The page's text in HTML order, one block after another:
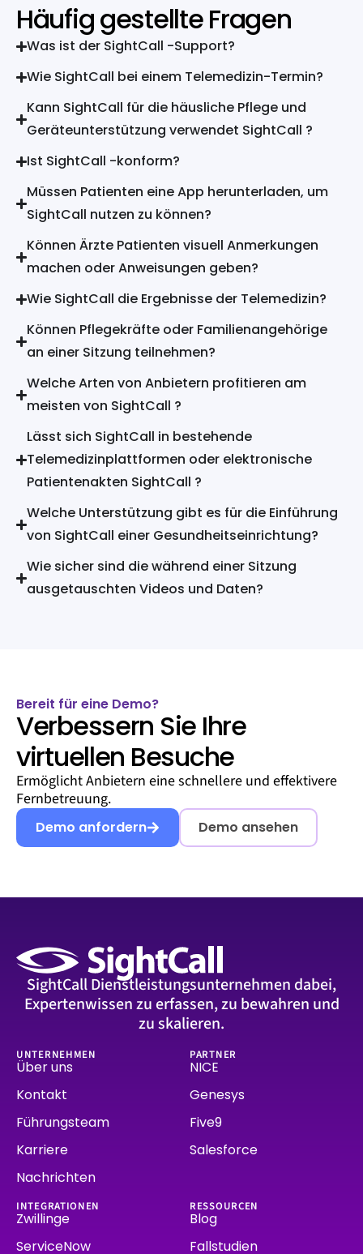
Häufig gestellte Fragen
Was ist der SightCall -Support?
Wie SightCall bei einem Telemedizin-Termin?
Kann SightCall für die häusliche Pflege und
Geräteunterstützung verwendet SightCall ?
Ist SightCall -konform?
Müssen Patienten eine App herunterladen, um
SightCall nutzen zu können?
Können Ärzte Patienten visuell Anmerkungen
machen oder Anweisungen geben?
Wie SightCall die Ergebnisse der Telemedizin?
Können Pflegekräfte oder Familienangehörige
an einer Sitzung teilnehmen?
Welche Arten von Anbietern profitieren am
meisten von SightCall ?
Lässt sich SightCall in bestehende
Telemedizinplattformen oder elektronische
Patientenakten SightCall ?
Welche Unterstützung gibt es für die Einführung
von SightCall einer Gesundheitseinrichtung?
Wie sicher sind die während einer Sitzung
ausgetauschten Videos und Daten?
Bereit für eine Demo?
Verbessern Sie Ihre
virtuellen Besuche
Ermöglicht Anbietern eine schnellere und effektivere
Fernbetreuung.
Demo anfordern Demo ansehen
SightCall Dienstleistungsunternehmen dabei,
Expertenwissen zu erfassen, zu bewahren und
zu skalieren.
UNTERNEHMEN
Über uns
Kontakt
Führungsteam
Karriere
Nachrichten
PARTNER
NICE
Genesys
Five9
Salesforce
INTEGRATIONEN
Zwillinge
ServiceNow
RESSOURCEN
Blog
Fallstudien